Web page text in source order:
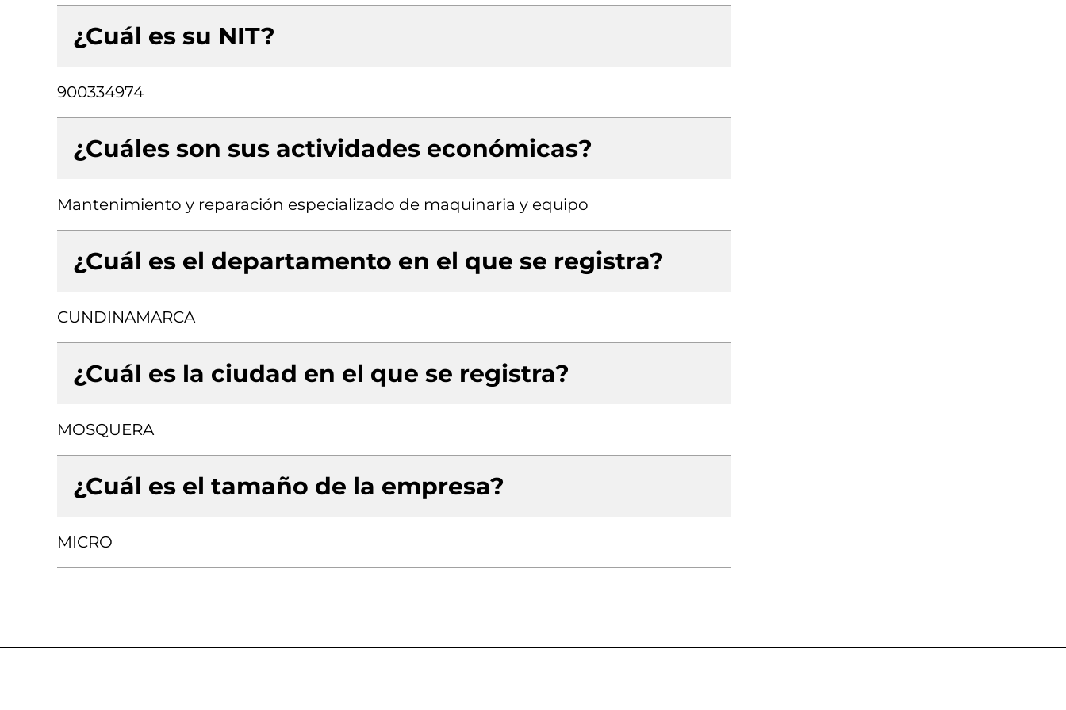
¿Cuál es su NIT?
900334974
¿Cuáles son sus actividades económicas?
Mantenimiento y reparación especializado de maquinaria y equipo
¿Cuál es el departamento en el que se registra?
CUNDINAMARCA
¿Cuál es la ciudad en el que se registra?
MOSQUERA
¿Cuál es el tamaño de la empresa?
MICRO